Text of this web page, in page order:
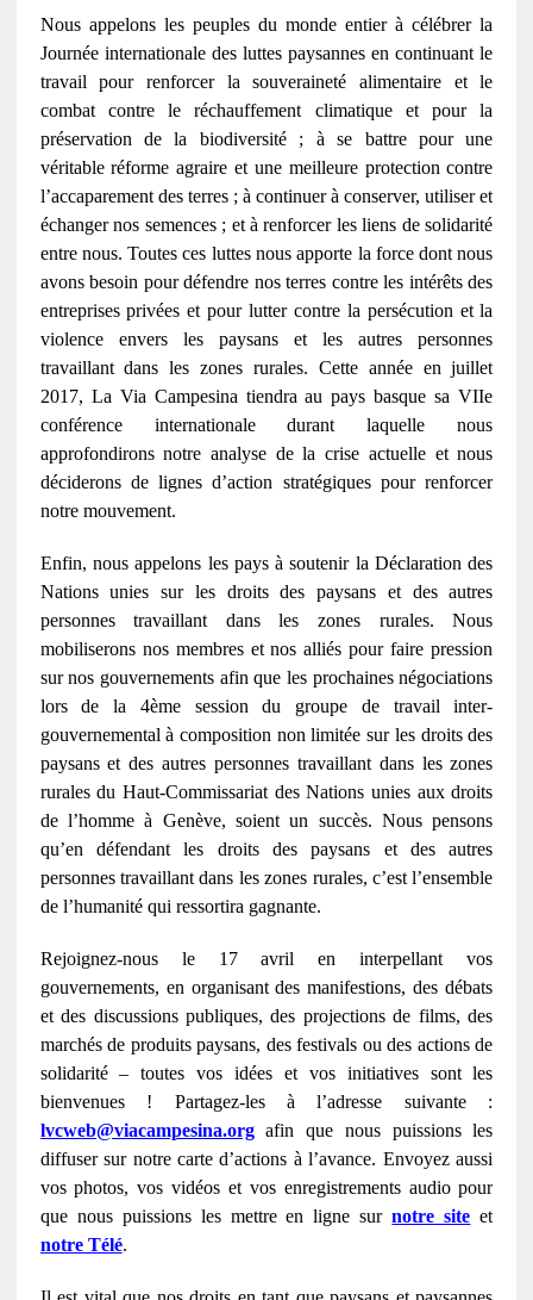
Nous appelons les peuples du monde entier à célébrer la
Journée internationale des luttes paysannes en continuant le
travail pour renforcer la souveraineté alimentaire et le
combat contre le réchauffement climatique et pour la
préservation de la biodiversité ; à se battre pour une
véritable réforme agraire et une meilleure protection contre
l’accaparement des terres ; à continuer à conserver, utiliser et
échanger nos semences ; et à renforcer les liens de solidarité
entre nous. Toutes ces luttes nous apporte la force dont nous
avons besoin pour défendre nos terres contre les intérêts des
entreprises privées et pour lutter contre la persécution et la
violence envers les paysans et les autres personnes
travaillant dans les zones rurales. Cette année en juillet
2017, La Via Campesina tiendra au pays basque sa VIIe
conférence internationale durant laquelle nous
approfondirons notre analyse de la crise actuelle et nous
déciderons de lignes d’action stratégiques pour renforcer
notre mouvement.
Enfin, nous appelons les pays à soutenir la Déclaration des
Nations unies sur les droits des paysans et des autres
personnes travaillant dans les zones rurales. Nous
mobiliserons nos membres et nos alliés pour faire pression
sur nos gouvernements afin que les prochaines négociations
lors de la 4ème session du groupe de travail inter-
gouvernemental à composition non limitée sur les droits des
paysans et des autres personnes travaillant dans les zones
rurales du Haut-Commissariat des Nations unies aux droits
de l’homme à Genève, soient un succès. Nous pensons
qu’en défendant les droits des paysans et des autres
personnes travaillant dans les zones rurales, c’est l’ensemble
de l’humanité qui ressortira gagnante.
Rejoignez-nous le 17 avril en interpellant vos
gouvernements, en organisant des manifestions, des débats
et des discussions publiques, des projections de films, des
marchés de produits paysans, des festivals ou des actions de
solidarité – toutes vos idées et vos initiatives sont les
bienvenues ! Partagez-les à l’adresse suivante :
lvcweb@viacampesina.orgafin que nous puissions les
diffuser sur notre carte d’actions à l’avance. Envoyez aussi
vos photos, vos vidéos et vos enregistrements audio pour
que nous puissions les mettre en ligne surnotre site et
notre Télé.